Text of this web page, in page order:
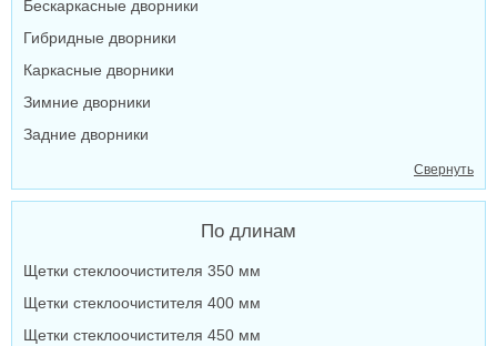
Бескаркасные дворники
Гибридные дворники
Каркасные дворники
Зимние дворники
Задние дворники
Свернуть
По длинам
Щетки стеклоочистителя 350 мм
Щетки стеклоочистителя 400 мм
Щетки стеклоочистителя 450 мм